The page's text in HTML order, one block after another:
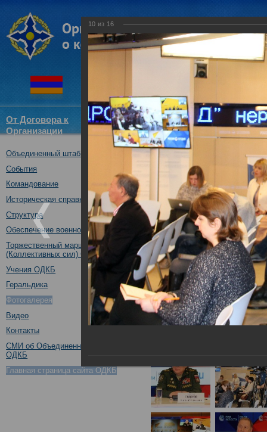
От Договора к
Организации
Структура
ОДКБ
Новости
Объединенный штаб ОДКБ
События
Командование
Историческая справка
Структура
Обеспечение военной безопасности
Торжественный марш Войск
(Коллективных сил) ОДКБ
Учения ОДКБ
Геральдика
Фотогалерея
Видео
Контакты
СМИ об Объединенном штабе
ОДКБ
Главная страница сайта ОДКБ
Брифинг начальника
Анатолия Сидорова об
коллективных сил за
06.02.2019
06.02.2019
10 из 16